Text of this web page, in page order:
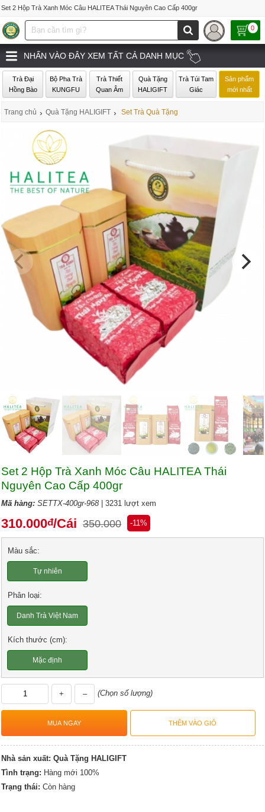
Set 2 Hộp Trà Xanh Móc Câu HALITEA Thái Nguyên Cao Cấp 400gr
0
NHẤN VÀO ĐÂY XEM TẤT CẢ DANH MỤC
Trà Đại
Hồng Bào
Bộ Pha Trà
KUNGFU
Trà Thiết
Quan Âm
Quà Tặng
HALIGIFT
Trà Túi Tam
Giác
Sản phẩm
mới nhất
Trang chủ › Quà Tặng HALIGIFT › Set Trà Quà Tặng
Set 2 Hộp Trà Xanh Móc Câu HALITEA Thái
Nguyên Cao Cấp 400gr
Mã hàng:SETTX-400gr-968 | 3231 lượt xem
310.000đ/Cái 350.000 -11%
Màu sắc:
Tự nhiên
Phân loại:
Danh Trà Việt Nam
Kích thước (cm):
Mặc định
+ – (Chọn số lượng)
Nhà sản xuất: Quà Tặng HALIGIFT
Tình trạng: Hàng mới 100%
Trạng thái:Còn hàng